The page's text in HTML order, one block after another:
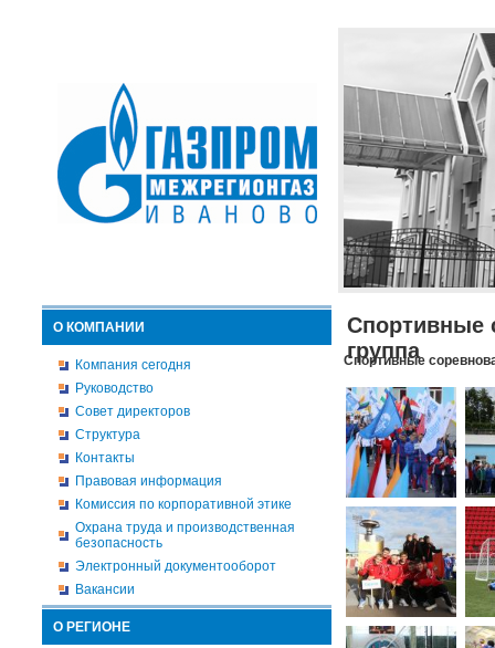
О КОМПАНИИ
Компания сегодня
Руководство
Совет директоров
Структура
Контакты
Правовая информация
Комиссия по корпоративной этике
Охрана труда и производственная
безопасность
Электронный документооборот
Вакансии
О РЕГИОНЕ
Спортивные
группа
Спортивные